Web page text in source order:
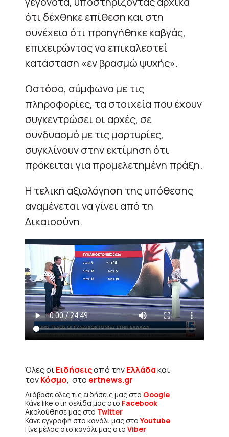
ότι δέχθηκε επίθεση και στη
συνέχεια ότι προηγήθηκε καβγάς,
επιχειρώντας να επικαλεστεί
κατάσταση «εν βρασμώ ψυχής».
Ωστόσο, σύμφωνα με τις
πληροφορίες, τα στοιχεία που έχουν
συγκεντρώσει οι αρχές, σε
συνδυασμό με τις μαρτυρίες,
συγκλίνουν στην εκτίμηση ότι
πρόκειται για προμελετημένη πράξη.
Η τελική αξιολόγηση της υπόθεσης
αναμένεται να γίνει από τη
Δικαιοσύνη.
Όλες οιΕιδήσειςαπό τηνΕλλάδακαι
τονΚόσμο, στο ertnews.gr
Διάβασε όλες τις ειδήσεις μας στο Google
Κάνε like στη σελίδα μας στο Facebook
Ακολούθησε μας στο Twitter
Κάνε εγγραφή στο κανάλι μας στοYoutube
Γίνε μέλος στο κανάλι μας στο Viber